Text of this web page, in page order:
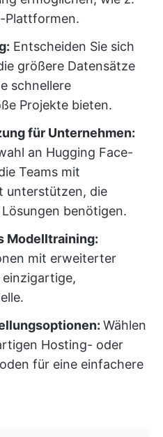
Plattformen.
Entscheiden Sie sich
größere Datensätze
schnellere
Projekte bieten.
für Unternehmen:
an Hugging Face-
Teams mit
unterstützen, die
benötigen.
Modelltraining:
mit erweiterter
Wählen
Hosting- oder
für eine einfachere